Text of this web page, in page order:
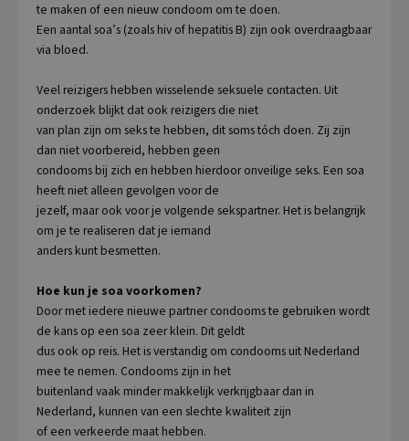
te maken of een nieuw condoom om te doen.
Een aantal soa’s (zoals hiv of hepatitis B) zijn ook overdraagbaar
via bloed.
Veel reizigers hebben wisselende seksuele contacten. Uit
onderzoek blijkt dat ook reizigers die niet
van plan zijn om seks te hebben, dit soms tóch doen. Zij zijn
dan niet voorbereid, hebben geen
condooms bij zich en hebben hierdoor onveilige seks. Een soa
heeft niet alleen gevolgen voor de
jezelf, maar ook voor je volgende sekspartner. Het is belangrijk
om je te realiseren dat je iemand
anders kunt besmetten.
Hoe kun je soa voorkomen?
Door met iedere nieuwe partner condooms te gebruiken wordt
de kans op een soa zeer klein. Dit geldt
dus ook op reis. Het is verstandig om condooms uit Nederland
mee te nemen. Condooms zijn in het
buitenland vaak minder makkelijk verkrijgbaar dan in
Nederland, kunnen van een slechte kwaliteit zijn
of een verkeerde maat hebben.